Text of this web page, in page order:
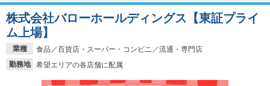
業種
食品／百貨店・スーパー・コンビニ／流通・専門店
勤務地
希望エリアの各店舗に配属
株式会社バローホールディングス【東証プライ
ム上場】